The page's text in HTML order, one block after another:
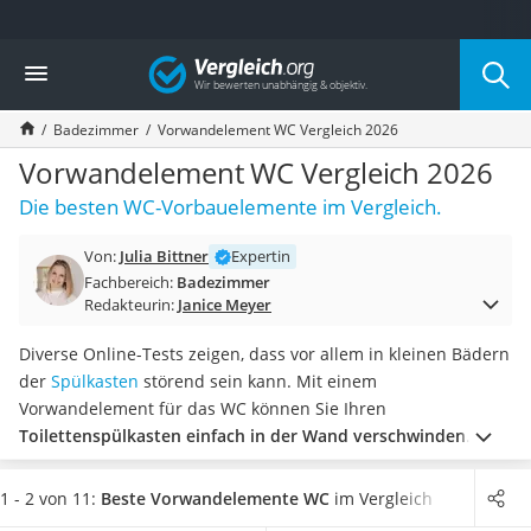
Die beliebtesten Vergleiche nach Kategorie
Wohnen
Matratzen-Topper
Matratzen
Konferenzlautsprecher
Tageslichtlampe
Badlüfter
Bürohocker
Außenleuchte mit Kamera
Akku-Tischlampe
Konferenzmikrofon
Klappmatratze
Duschkopf mit Kalkfilter
Aktenvernichter Sicherheitsstufe 4
Bettgitter
Vergleich
Badezimmer Vorwandelement WC Vergleich 2026
Vorwandelement WC Vergleich 2026
Die besten WC-Vorbauelemente im Vergleich.
Von: Julia Bittner
Expertin
Fachbereich: Badezimmer
Redakteurin: Janice Meyer
Diverse Online-Tests zeigen, dass vor allem in kleinen Bädern
der Spülkasten störend sein kann. Mit einem
Vorwandelement für das WC können Sie Ihren
Toilettenspülkasten einfach in der Wand verschwinden
lassen. Hierfür montieren Sie das Vorbauelement bereits im
Rohbau des Badezimmers an der gewünschten
1 - 2 von 11: Beste Vorwandelemente WC im Vergleich